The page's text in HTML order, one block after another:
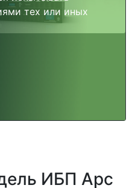
тех или иных
ИБП Apc